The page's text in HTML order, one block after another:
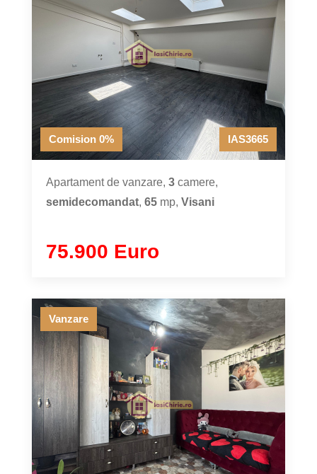
IAS3665
Comision 0%
Apartament de vanzare, 3 camere,
semidecomandat, 65 mp, Visani
75.900 Euro
Vanzare